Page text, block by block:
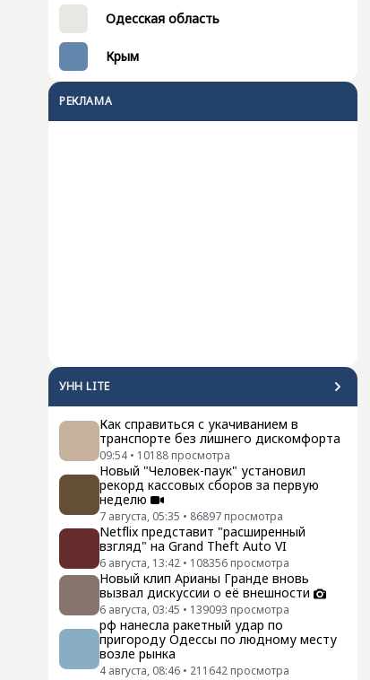
Одесская область
Крым
РЕКЛАМА
УНН LITE
Как справиться с укачиванием в
транспорте без лишнего дискомфорта
09:54 • 10188 просмотра
Новый "Человек-паук" установил
рекорд кассовых сборов за первую
неделю
7 августа, 05:35 • 86897 просмотра
Netflix представит "расширенный
взгляд" на Grand Theft Auto VI
6 августа, 13:42 • 108356 просмотра
Новый клип Арианы Гранде вновь
вызвал дискуссии о её внешности
6 августа, 03:45 • 139093 просмотра
рф нанесла ракетный удар по
пригороду Одессы по людному месту
возле рынка
4 августа, 08:46 • 211642 просмотра